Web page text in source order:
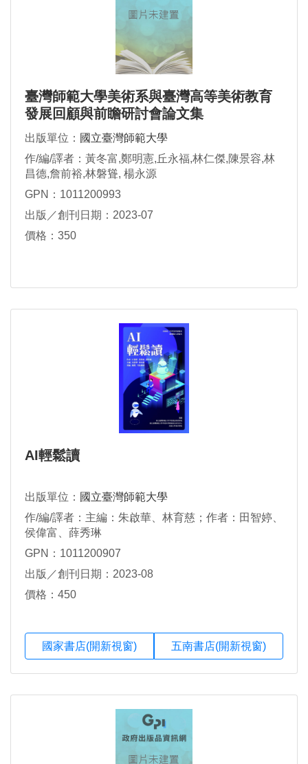
臺灣師範大學美術系與臺灣高等美術教育
發展回顧與前瞻研討會論文集
出版單位： 國立臺灣師範大學
作/編/譯者：黃冬富,鄭明憲,丘永福,林仁傑,陳景容,林
昌德,詹前裕,林磐聳, 楊永源
GPN：1011200993
出版／創刊日期：2023-07
價格：350
AI輕鬆讀
出版單位： 國立臺灣師範大學
作/編/譯者：主編：朱啟華、林育慈；作者：田智婷、
侯偉富、薛秀琳
GPN：1011200907
出版／創刊日期：2023-08
價格：450
國家書店(開新視窗) 五南書店(開新視窗)